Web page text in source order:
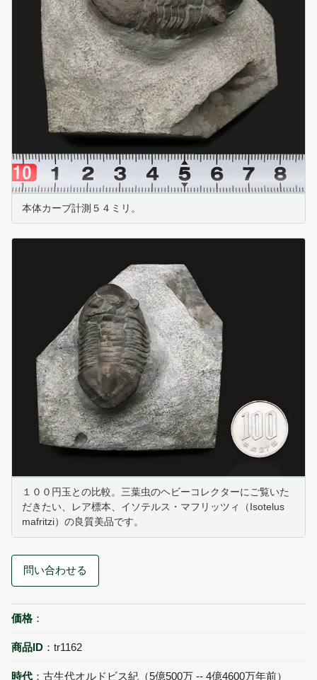
本体カーブ計測５４ミリ。
１００円玉との比較。三葉虫のヘビーコレクターにご覧いた
だきたい、レア標本、イソテルス・マフリッツィ（Isotelus
mafritzi）の良質美品です。
問い合わせる
価格：
商品ID ：tr1162
時代 ：古生代オルドビス紀（5億500万 -- 4億4600万年前）